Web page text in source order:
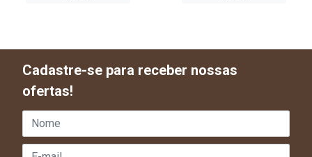
Cadastre-se para receber nossas
ofertas!